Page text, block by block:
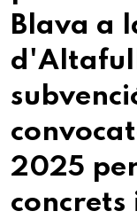
Blava a
2025